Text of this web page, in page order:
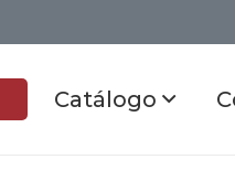
Catálogo